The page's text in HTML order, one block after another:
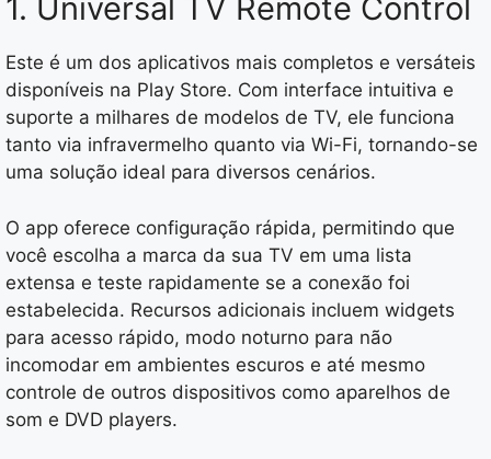
1. Universal TV Remote Control
Este é um dos aplicativos mais completos e versáteis
disponíveis na Play Store. Com interface intuitiva e
suporte a milhares de modelos de TV, ele funciona
tanto via infravermelho quanto via Wi-Fi, tornando-se
uma solução ideal para diversos cenários.
O app oferece configuração rápida, permitindo que
você escolha a marca da sua TV em uma lista
extensa e teste rapidamente se a conexão foi
estabelecida. Recursos adicionais incluem widgets
para acesso rápido, modo noturno para não
incomodar em ambientes escuros e até mesmo
controle de outros dispositivos como aparelhos de
som e DVD players.